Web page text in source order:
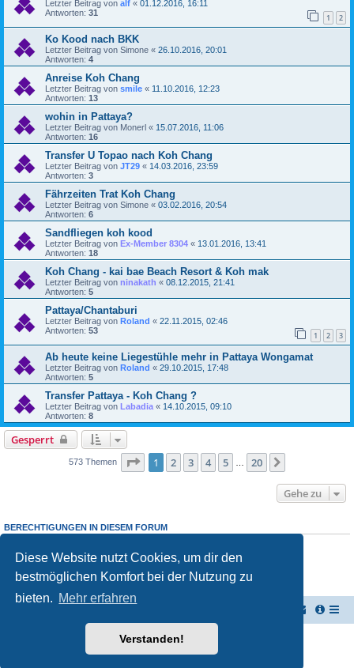
Diese Website nutzt Cookies, um dir den
bestmöglichen Komfort bei der Nutzung zu
bieten. Mehr erfahren
Verstanden!
Letzter Beitrag von alf « 01.12.2016, 16:11
Antworten: 31 1 2
Ko Kood nach BKK
Letzter Beitrag von Simone « 26.10.2016, 20:01
Antworten: 4
Anreise Koh Chang
Letzter Beitrag von smile « 11.10.2016, 12:23
Antworten: 13
wohin in Pattaya?
Letzter Beitrag von Monerl « 15.07.2016, 11:06
Antworten: 16
Transfer U Topao nach Koh Chang
Letzter Beitrag von JT29 « 14.03.2016, 23:59
Antworten: 3
Fährzeiten Trat Koh Chang
Letzter Beitrag von Simone « 03.02.2016, 20:54
Antworten: 6
Sandfliegen koh kood
Letzter Beitrag von Ex-Member 8304 « 13.01.2016, 13:41
Antworten: 18
Koh Chang - kai bae Beach Resort & Koh mak
Letzter Beitrag von ninakath « 08.12.2015, 21:41
Antworten: 5
Pattaya/Chantaburi
Letzter Beitrag von Roland « 22.11.2015, 02:46
Antworten: 53 1 2 3
Ab heute keine Liegestühle mehr in Pattaya Wongamat
Letzter Beitrag von Roland « 29.10.2015, 17:48
Antworten: 5
Transfer Pattaya - Koh Chang ?
Letzter Beitrag von Labadia « 14.10.2015, 09:10
Antworten: 8
Gesperrt
573 Themen Seite 1von 20
1 2 3 4 5 20
Gehe zu
BERECHTIGUNGEN IN DIESEM FORUM
Du darfst keineAntworten zu Themen in diesem Forum erstellen.
Du darfst deine Beiträge in diesem Forumnichtändern.
Du darfst deine Beiträge in diesem Forum nicht löschen.
keine
Powered byphpBB® Forum Software © phpBB Limited
Deutsche Übersetzung durchphpBB.de